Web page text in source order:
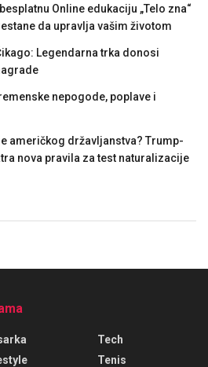
Online edukaciju „Telo zna“
da upravlja vašim životom
Legendarna trka donosi
nepogode, poplave i
američkog državljanstva? Trump-
nova pravila za test naturalizacije
Tech
Tenis